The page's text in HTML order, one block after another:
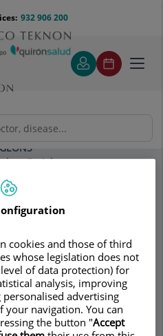
932 906 200
Facial
de pequeñas lesiones
cookies and those of third
whose legislation does not
of data protection) for
analysis, improving
advertising
your navigation. You can
the button "Accept